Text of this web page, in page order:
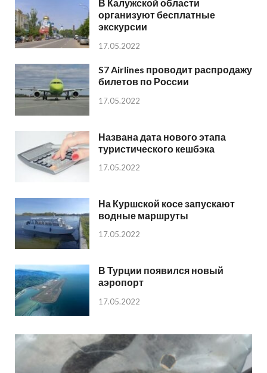
В Калужской области
организуют бесплатные
экскурсии
17.05.2022
S7 Airlines проводит распродажу
билетов по России
17.05.2022
Названа дата нового этапа
туристического кешбэка
17.05.2022
На Куршской косе запускают
водные маршруты
17.05.2022
В Турции появился новый
аэропорт
17.05.2022